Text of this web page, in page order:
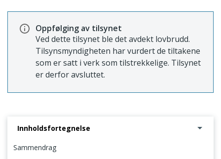
Oppfølging av tilsynet
Ved dette tilsynet ble det avdekt lovbrudd.
Tilsynsmyndigheten har vurdert de tiltakene
som er satt i verk som tilstrekkelige. Tilsynet
er derfor avsluttet.
Innholdsfortegnelse
Sammendrag